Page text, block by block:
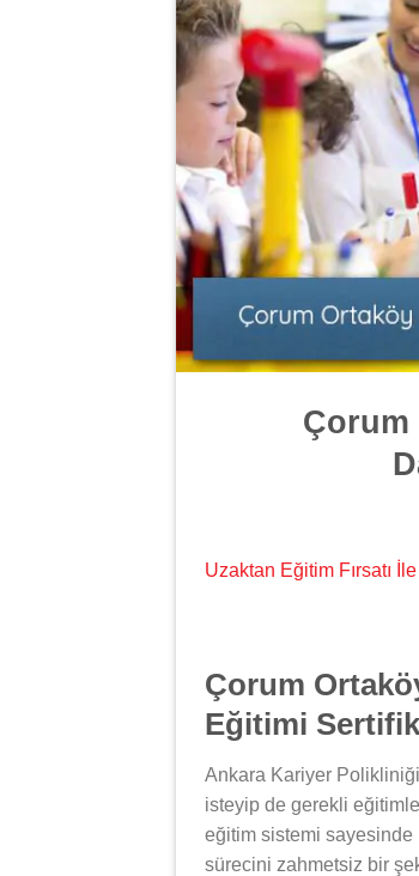
Uzaktan Eğitim Fırsatı
Çorum
Eğitimi
Ankara Kariyer
isteyip de gerekli
eğitim sistemi sayesinde
sürecini zahmetsiz bir